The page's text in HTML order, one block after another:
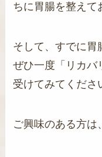
ちに胃腸を整えて
そして、すでに胃
ぜひ一度「リカバ
受けてみてくださ
ご興味のある方は